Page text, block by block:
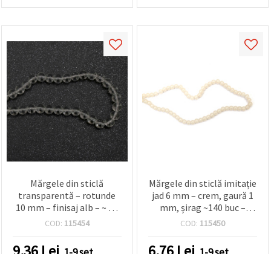
Mărgele din sticlă
transparentă – rotunde
10 mm – finisaj alb – ~ 80
buc. – perfecte pentru
și proiecte creative
COD: 115454
Mărgele din sticlă imitație
jad 6 mm – crem, gaură 1
mm, șirag ~140 buc –
perfecte pentru crearea
designuri handmade
COD: 115450